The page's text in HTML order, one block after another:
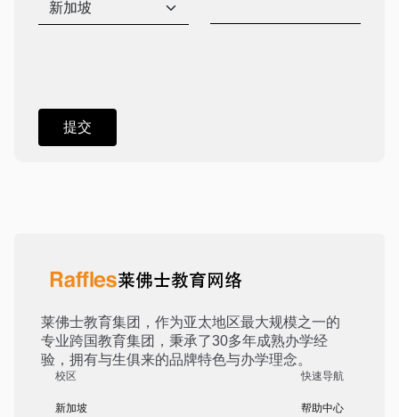
莱佛士教育集团，作为亚太地区最大规模之一的
专业跨国教育集团，秉承了30多年成熟办学经
验，拥有与生俱来的品牌特色与办学理念。
校区
新加坡
快速导航
帮助中心